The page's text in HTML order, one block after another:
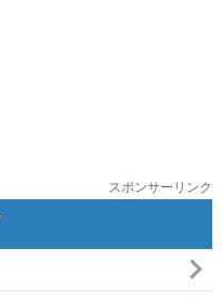
スポンサーリンク